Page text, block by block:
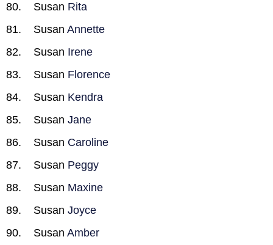
Susan Rita
Susan Annette
Susan Irene
Susan Florence
Susan Kendra
Susan Jane
Susan Caroline
Susan Peggy
Susan Maxine
Susan Joyce
Susan Amber